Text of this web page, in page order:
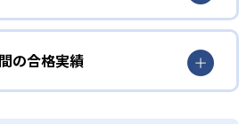
形式を取っている。
アップ保証
度別でクラス分けをする無学年式
6年間分で42級あるため、1つずつ
わうことができる仕組みだ。目標
が掻き立てられやすく、学習に取り
もに向いている。
メリットがある？
、入会費等の諸経費は一切発生し
ルな月謝に加え、テスト前の無料指
などがあるため、コスパよく成績
可能だ。
の合格実績